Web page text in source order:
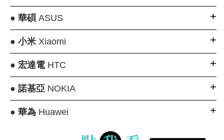
● 華碩ASUS
● 小米Xiaomi
● 宏達電HTC
● 諾基亞NOKIA
● 華為Huawei